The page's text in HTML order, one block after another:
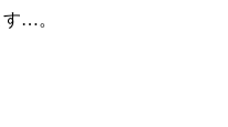
…。